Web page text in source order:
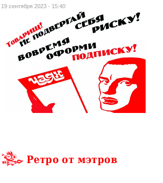
19 сентября 2023 - 15:40
Ретро от мэтров